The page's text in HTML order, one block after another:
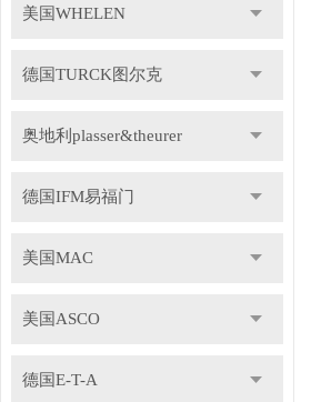
美国WHELEN
德国TURCK图尔克
奥地利plasser&theurer
德国IFM易福门
美国MAC
美国ASCO
德国E-T-A